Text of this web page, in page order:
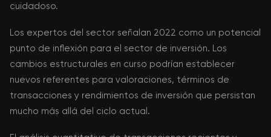
cuidadoso.
Los expertos del sector señalan 2022 como un potencial
punto de inflexión para el sector de inversión. Los
cambios estructurales en curso podrían establecer
nuevos referentes para valoraciones, términos de
transacciones y rendimientos de inversión que persistan
mucho más allá del ciclo actual.